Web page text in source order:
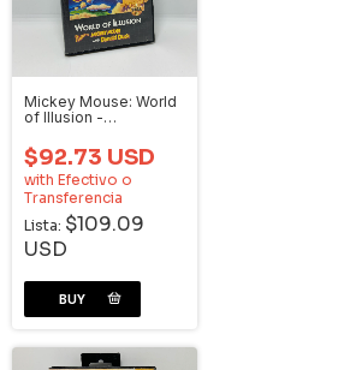
Mickey Mouse: World
of Illusion -
$92.73 USD
with Efectivo o
Transferencia
Lista: $109.09
USD